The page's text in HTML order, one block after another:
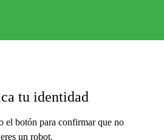
tu identidad
el botón para confirmar que no
eres un robot.